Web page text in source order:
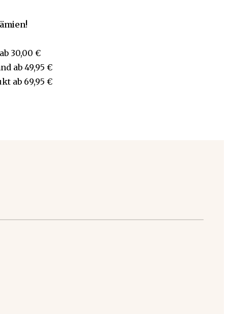
ab 30,00 €
ab 49,95 €
ab 69,95 €